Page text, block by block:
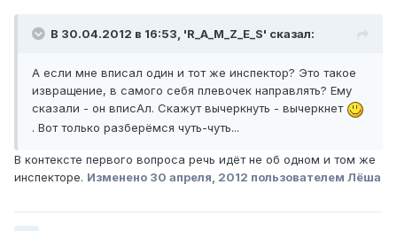
В 30.04.2012 в 16:53, 'R_A_M_Z_E_S' сказал:
А если мне вписал один и тот же инспектор? Это такое
извращение, в самого себя плевочек направлять? Ему
сказали - он вписАл. Скажут вычеркнуть - вычеркнет
. Вот только разберёмся чуть-чуть...
В контексте первого вопроса речь идёт не об одном и том же
инспекторе. Изменено 30 апреля, 2012 пользователем Лёша